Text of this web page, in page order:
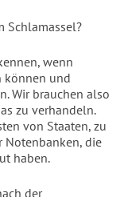
Schlamassel?
wenn
können und
Wir brauchen also
zu verhandeln.
von Staaten, zu
Notenbanken, die
haben.
der